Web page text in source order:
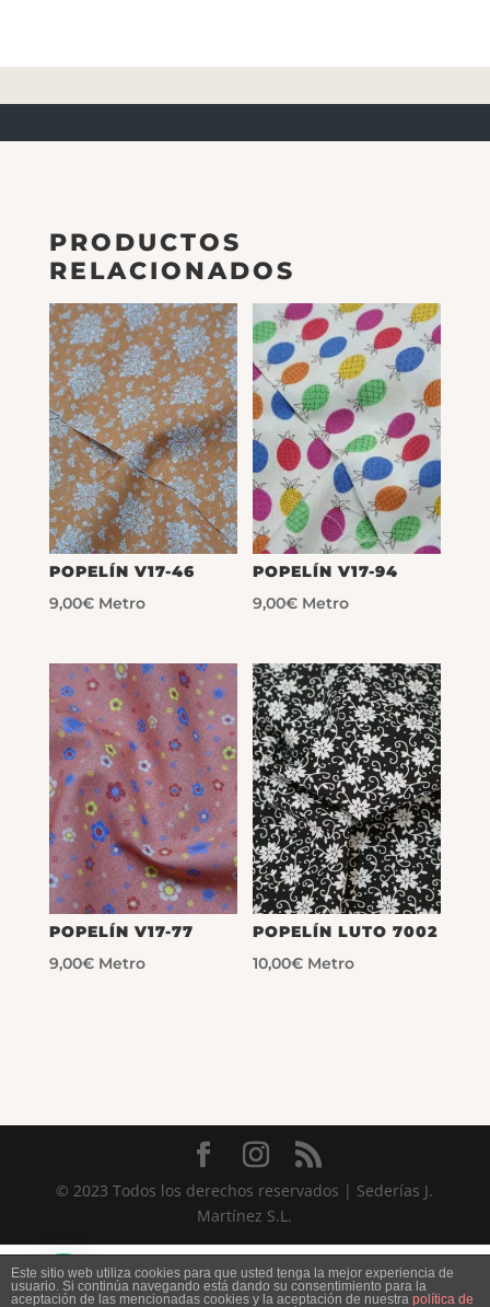
PRODUCTOS
RELACIONADOS
POPELÍN V17-46
9,00€ Metro
POPELÍN V17-94
9,00€ Metro
POPELÍN V17-77
9,00€ Metro
POPELÍN LUTO 7002
10,00€ Metro
© 2023 Todos los derechos reservados | Sederías J.
Martínez S.L.
Este sitio web utiliza cookies para que usted tenga la mejor experiencia de
usuario. Si continúa navegando está dando su consentimiento para la
aceptación de las mencionadas cookies y la aceptación de nuestra política de